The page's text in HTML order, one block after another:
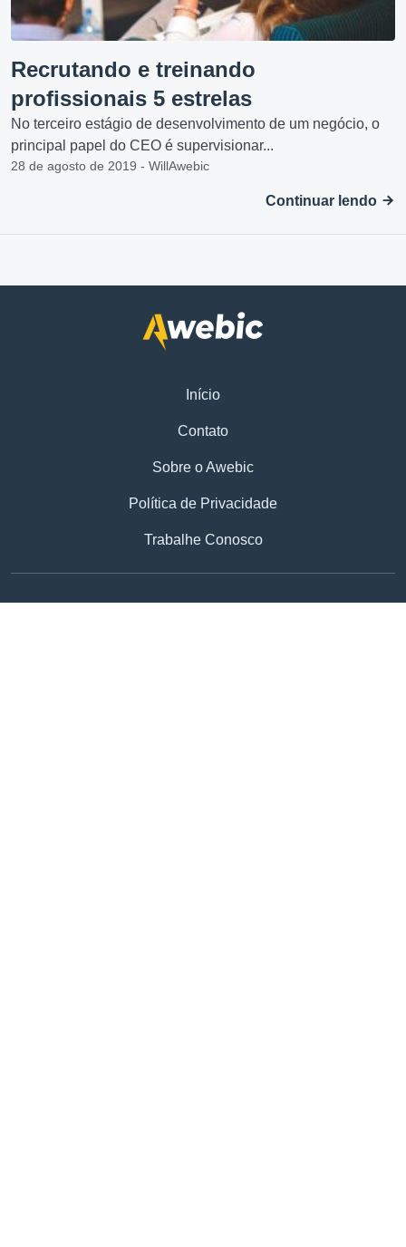
Recrutando e treinando
profissionais 5 estrelas
No terceiro estágio de desenvolvimento de um negócio, o
principal papel do CEO é supervisionar...
28 de agosto de 2019 - WillAwebic
Continuar lendo
Início
Contato
Sobre o Awebic
Política de Privacidade
Trabalhe Conosco